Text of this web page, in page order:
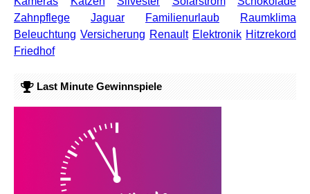
Zahnpflege
Jaguar Familienurlaub
Raumklima
Beleuchtung Versicherung Renault Elektronik Hitzrekord
Friedhof
Last Minute Gewinnspiele